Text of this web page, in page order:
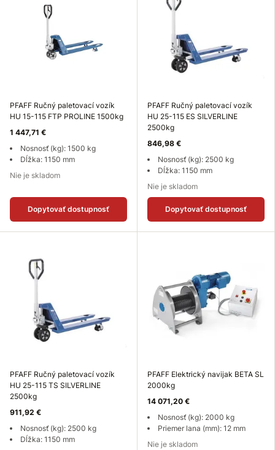
PFAFF Ručný paletovací vozík
HU 15-115 FTP PROLINE 1500kg
1 447,71 €
Nosnosť (kg): 1500 kg
Dĺžka: 1150 mm
Nie je skladom
Dopytovať dostupnosť
PFAFF Ručný paletovací vozík
HU 25-115 ES SILVERLINE
2500kg
846,98 €
Nosnosť (kg): 2500 kg
Dĺžka: 1150 mm
Nie je skladom
Dopytovať dostupnosť
PFAFF Ručný paletovací vozík
HU 25-115 TS SILVERLINE
2500kg
911,92 €
Nosnosť (kg): 2500 kg
Dĺžka: 1150 mm
PFAFF Elektrický navijak BETA SL
2000kg
14 071,20 €
Nosnosť (kg): 2000 kg
Priemer lana (mm): 12 mm
Nie je skladom